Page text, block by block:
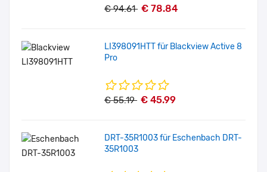
€ 94.61 € 78.84
LI398091HTT für Blackview Active 8
Pro
€ 55.19 € 45.99
DRT-35R1003 für Eschenbach DRT-
35R1003